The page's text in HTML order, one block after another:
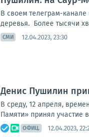
В своем телеграм-
деревья. Более тысячи
СМИ 12.04.2023, 23:30
Денис Пушилин
В среду, 12 апреля,
Памяти» принял участие
ОФИЦ. 12.04.2023,